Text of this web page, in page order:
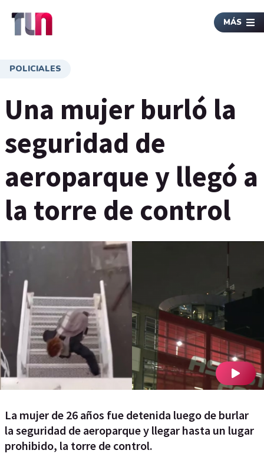
MÁS
POLICIALES
Una mujer burló la
seguridad de
aeroparque y llegó a
la torre de control
La mujer de 26 años fue detenida luego de burlar
la seguridad de aeroparque y llegar hasta un lugar
prohibido, la torre de control.